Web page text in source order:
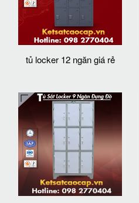
tủ locker 12 ngăn giá rẻ